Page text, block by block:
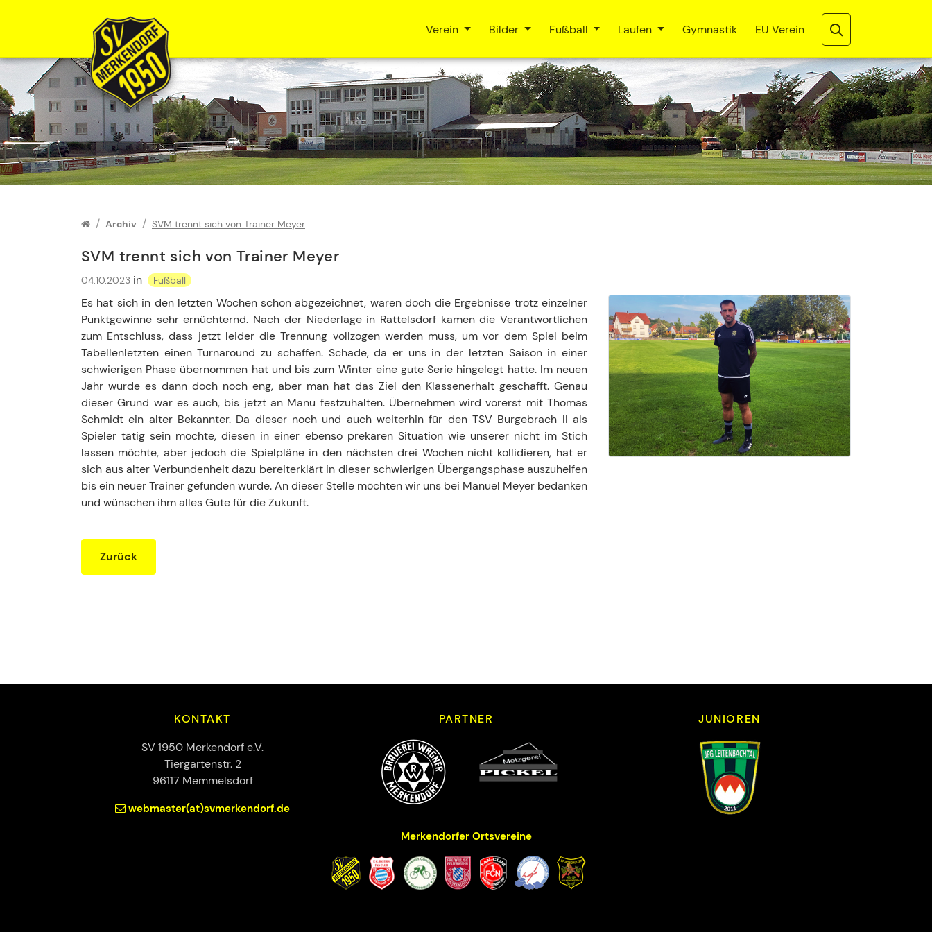
Zum Inhalt springen
Verein Bilder Fußball Laufen Gymnastik EU Verein
Archiv SVM trennt sich von Trainer Meyer
SVM trennt sich von Trainer Meyer
04.10.2023 in Fußball
Es hat sich in den letzten Wochen schon abgezeichnet, waren doch die Ergebnisse trotz einzelner
Punktgewinne sehr ernüchternd. Nach der Niederlage in Rattelsdorf kamen die Verantwortlichen
zum Entschluss, dass jetzt leider die Trennung vollzogen werden muss, um vor dem Spiel beim
Tabellenletzten einen Turnaround zu schaffen. Schade, da er uns in der letzten Saison in einer
schwierigen Phase übernommen hat und bis zum Winter eine gute Serie hingelegt hatte. Im neuen
Jahr wurde es dann doch noch eng, aber man hat das Ziel den Klassenerhalt geschafft. Genau
dieser Grund war es auch, bis jetzt an Manu festzuhalten. Übernehmen wird vorerst mit Thomas
Schmidt ein alter Bekannter. Da dieser noch und auch weiterhin für den TSV Burgebrach II als
Spieler tätig sein möchte, diesen in einer ebenso prekären Situation wie unserer nicht im Stich
lassen möchte, aber jedoch die Spielpläne in den nächsten drei Wochen nicht kollidieren, hat er
sich aus alter Verbundenheit dazu bereiterklärt in dieser schwierigen Übergangsphase auszuhelfen
bis ein neuer Trainer gefunden wurde. An dieser Stelle möchten wir uns bei Manuel Meyer bedanken
und wünschen ihm alles Gute für die Zukunft.
Zurück
KONTAKT
SV 1950 Merkendorf e.V.
Tiergartenstr. 2
96117 Memmelsdorf
webmaster(at)svmerkendorf.de
PARTNER JUNIOREN
Merkendorfer Ortsvereine